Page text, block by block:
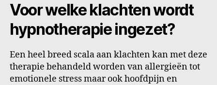
Voor welke klachten wordt
hypnotherapie ingezet?
Een heel breed scala aan klachten kan met deze
therapie behandeld worden van allergieën tot
emotionele stress maar ook hoofdpijn en